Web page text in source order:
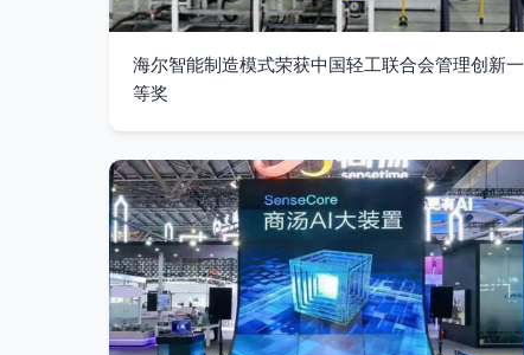
海尔智能制造模式荣获中国轻工联合会管理创新一
等奖